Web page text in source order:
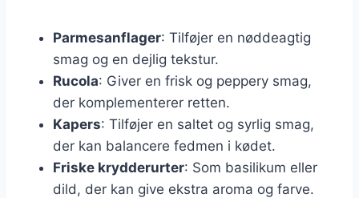
Parmesanflager: Tilføjer en nøddeagtig
smag og en dejlig tekstur.
Rucola: Giver en frisk og peppery smag,
der komplementerer retten.
Kapers: Tilføjer en saltet og syrlig smag,
der kan balancere fedmen i kødet.
Friske krydderurter: Som basilikum eller
dild, der kan give ekstra aroma og farve.